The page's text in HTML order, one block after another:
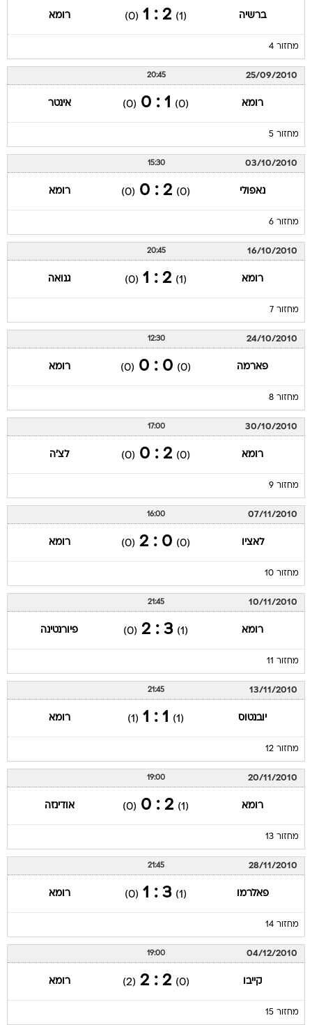
ברשיה (1)
2 : 1
(0) רומא
מחזור 4
25/09/2010
20:45
רומא (0)
1 : 0
(0) אינטר
מחזור 5
03/10/2010
15:30
נאפולי (0)
2 : 0
(0) רומא
מחזור 6
16/10/2010
20:45
רומא (1)
2 : 1
(0) גנואה
מחזור 7
24/10/2010
12:30
פארמה (0)
0 : 0
(0) רומא
מחזור 8
30/10/2010
17:00
רומא (0)
2 : 0
(0) לצ'ה
מחזור 9
07/11/2010
16:00
לאציו (0)
0 : 2
(0) רומא
מחזור 10
10/11/2010
21:45
רומא (1)
3 : 2
(0) פיורנטינה
מחזור 11
13/11/2010
21:45
יובנטוס (1)
1 : 1
(1) רומא
מחזור 12
20/11/2010
19:00
רומא (1)
2 : 0
(0) אודינזה
מחזור 13
28/11/2010
21:45
פאלרמו (1)
3 : 1
(0) רומא
מחזור 14
04/12/2010
19:00
קייבו (0)
2 : 2
(2) רומא
מחזור 15